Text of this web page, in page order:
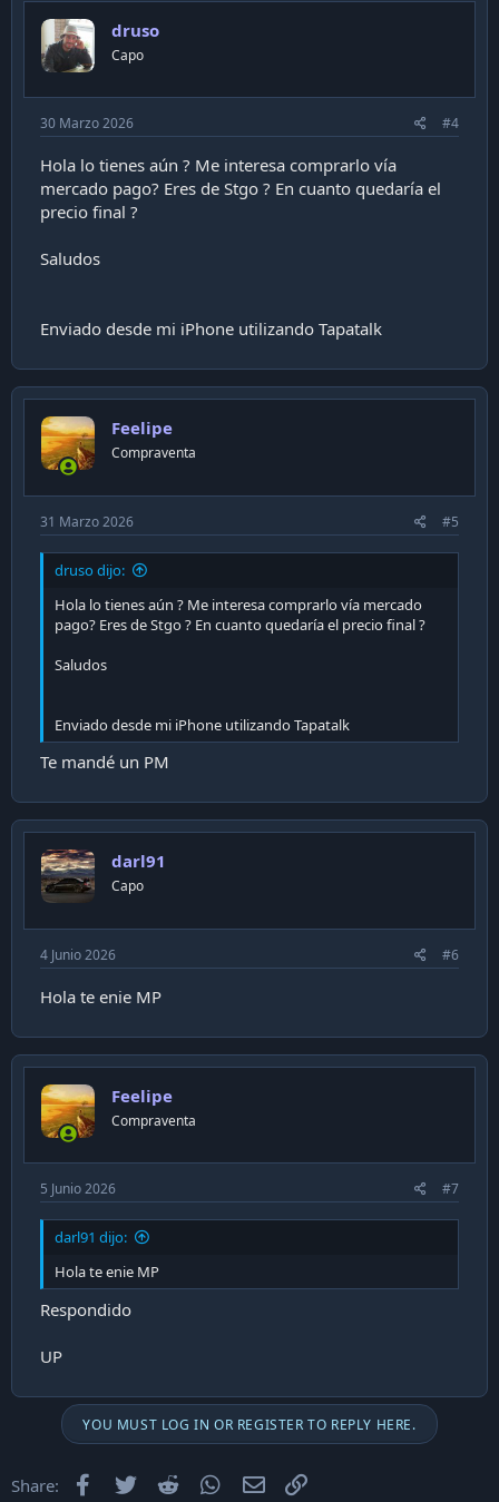
o
n
s
druso
Capo
30 Marzo 2026 #4
Hola lo tienes aún ? Me interesa comprarlo vía
mercado pago? Eres de Stgo ? En cuanto quedaría el
precio final ?
Saludos
Enviado desde mi iPhone utilizando Tapatalk
Feelipe
Compraventa
31 Marzo 2026 #5
druso dijo:
Hola lo tienes aún ? Me interesa comprarlo vía mercado
pago? Eres de Stgo ? En cuanto quedaría el precio final ?
Saludos
Enviado desde mi iPhone utilizando Tapatalk
Te mandé un PM
darl91
Capo
4 Junio 2026 #6
Hola te enie MP
Feelipe
Compraventa
5 Junio 2026 #7
darl91 dijo:
Hola te enie MP
Respondido
UP
YOU MUST LOG IN OR REGISTER TO REPLY HERE.
Share: Facebook
Twitter Reddit WhatsApp
Email